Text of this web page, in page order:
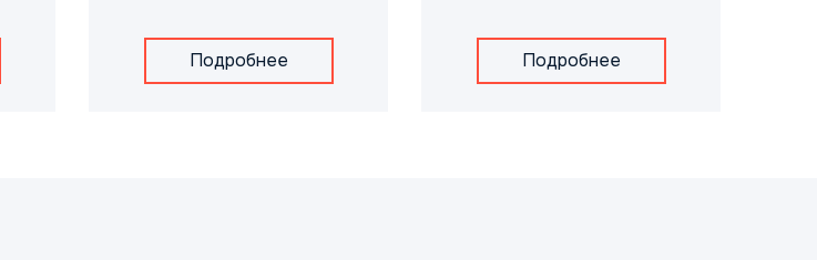
Подробнее Подробнее